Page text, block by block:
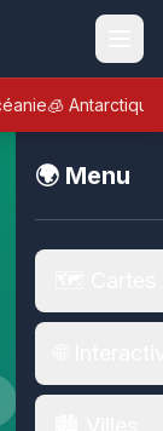
🧊 Antarctique
🌍 Menu